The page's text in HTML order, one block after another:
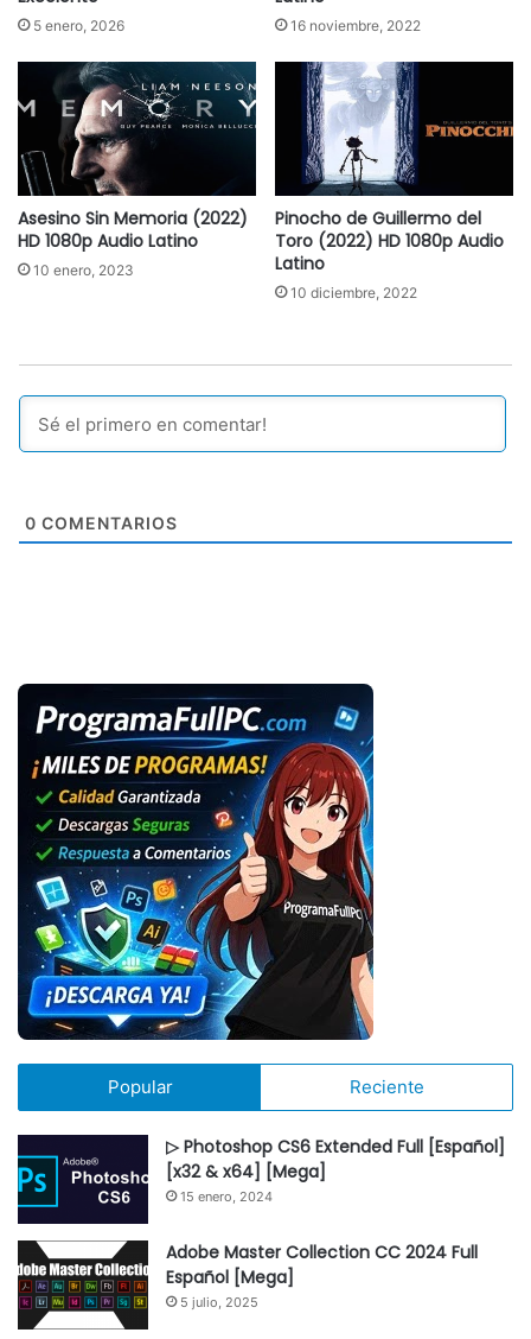
5 enero, 2026 16 noviembre, 2022
Asesino Sin Memoria (2022)
HD 1080p Audio Latino
10 enero, 2023
Pinocho de Guillermo del
Toro (2022) HD 1080p Audio
Latino
10 diciembre, 2022
0 COMENTARIOS
Popular Reciente
▷ Photoshop CS6 Extended Full [Español]
[x32 & x64] [Mega]
15 enero, 2024
Adobe Master Collection CC 2024 Full
Español [Mega]
5 julio, 2025